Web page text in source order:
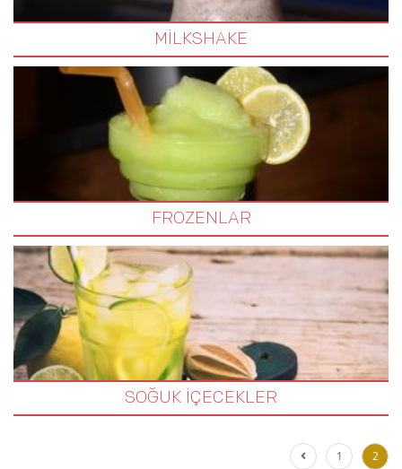
MİLKSHAKE
FROZENLAR
SOĞUK İÇECEKLER
1 2